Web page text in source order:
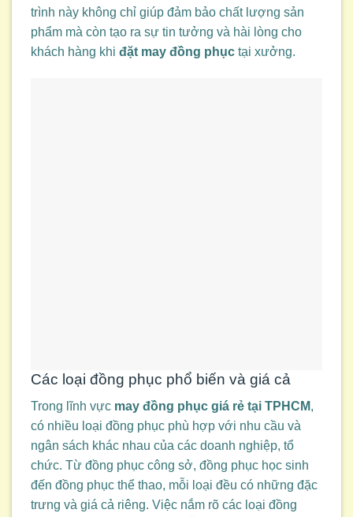
trình này không chỉ giúp đảm bảo chất lượng sản
phẩm mà còn tạo ra sự tin tưởng và hài lòng cho
khách hàng khi đặt may đồng phục tại xưởng.
Các loại đồng phục phổ biến và giá cả
Trong lĩnh vực may đồng phục giá rẻ tại TPHCM,
có nhiều loại đồng phục phù hợp với nhu cầu và
ngân sách khác nhau của các doanh nghiệp, tổ
chức. Từ đồng phục công sở, đồng phục học sinh
đến đồng phục thể thao, mỗi loại đều có những đặc
trưng và giá cả riêng. Việc nắm rõ các loại đồng